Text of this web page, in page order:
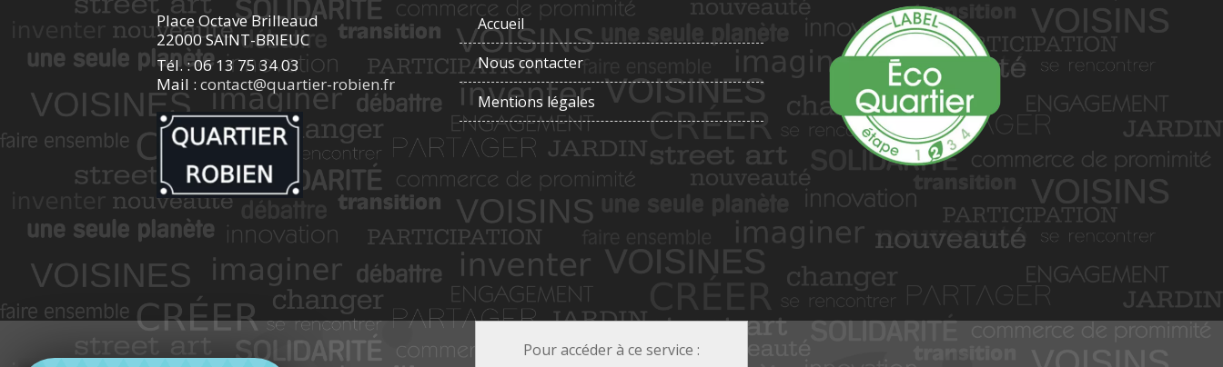
Place Octave Brilleaud
22000 SAINT-BRIEUC
Tél. : 06 13 75 34 03
Mail : contact@quartier-robien.fr
Accueil
Nous contacter
Mentions légales
Pour accéder à ce service :